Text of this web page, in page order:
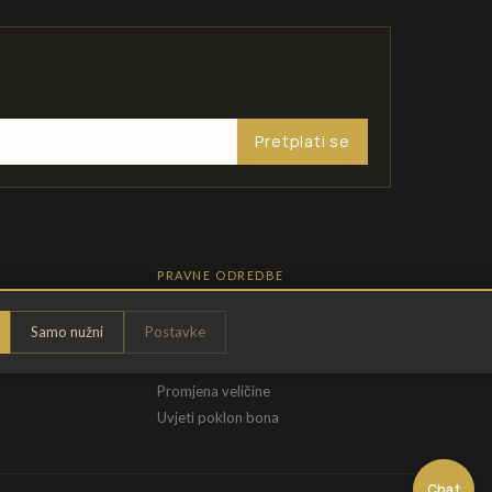
Samo nužni Postavke
Pretplati se
PRAVNE ODREDBE
Pravila privatnosti
Opći uvjeti
Promjena veličine
Uvjeti poklon bona